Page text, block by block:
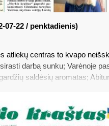
07-22 / penktadienis)
atliekų centras to kvapo
darbą sunku; Varėnoje
saldėsių aromatas;
netrūktų